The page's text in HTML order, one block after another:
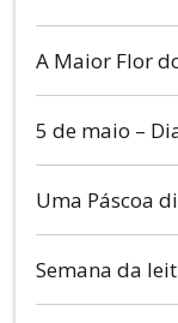
A Maior Flor
5 de maio –
Uma Páscoa
Semana da